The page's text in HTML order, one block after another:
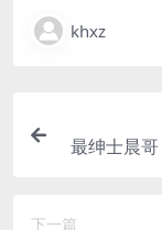
khxz
最绅士晨
下一篇